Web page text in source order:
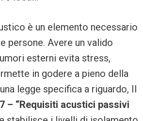
è un elemento necessario
persone. Avere un valido
esterni evita stress,
in godere a pieno della
legge specifica a riguardo, Il
– “Requisiti acustici passivi